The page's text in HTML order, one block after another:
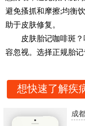
避免搔抓和摩擦;均衡
助于皮肤修复。
皮肤胎记咖啡斑？
容忽视。选择正规胎记
想快速了解疾